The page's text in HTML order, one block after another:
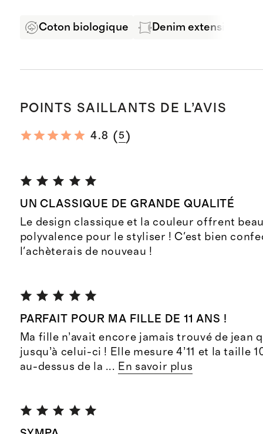
Coton biologique Denim extensible
POINTS SAILLANTS DE L’AVIS
4.8 (5)
UN CLASSIQUE DE GRANDE QUALITÉ
Le design classique et la couleur offrent
polyvalence pour le styliser ! C'est bien
l'achèterais de nouveau !
PARFAIT POUR MA FILLE DE 11 ANS !
Ma fille n’avait encore jamais trouvé de jean
jusqu’à celui-ci ! Elle mesure 4’11 et la taille
au-dessus de la ... En savoir plus